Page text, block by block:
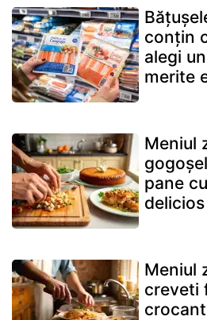
conțin
alegi
merite
Meniul
pane
delicios
Meniul
creveti